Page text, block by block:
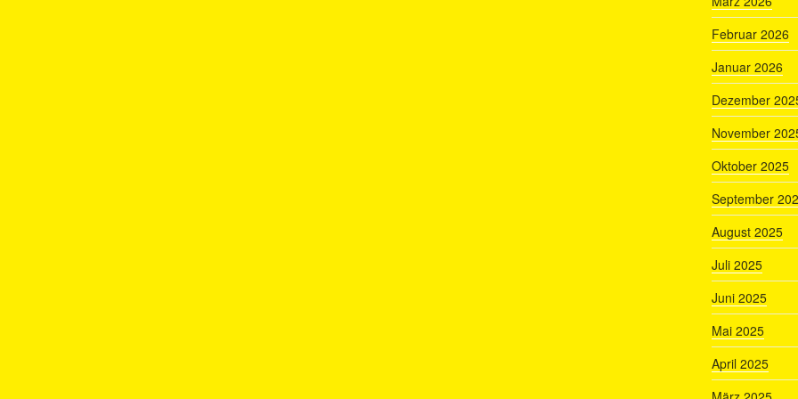
Februar 2026
Januar 2026
Dezember
November
Oktober 2025
September
August 2025
Juli 2025
Juni 2025
Mai 2025
April 2025